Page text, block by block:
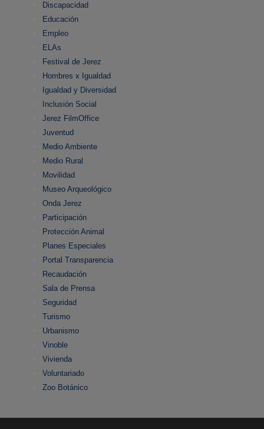
Discapacidad
Educación
Empleo
ELAs
Festival de Jerez
Hombres x Igualdad
Igualdad y Diversidad
Inclusión Social
Jerez FilmOffice
Juventud
Medio Ambiente
Medio Rural
Movilidad
Museo Arqueológico
Onda Jerez
Participación
Protección Animal
Planes Especiales
Portal Transparencia
Recaudación
Sala de Prensa
Seguridad
Turismo
Urbanismo
Vinoble
Vivienda
Voluntariado
Zoo Botánico